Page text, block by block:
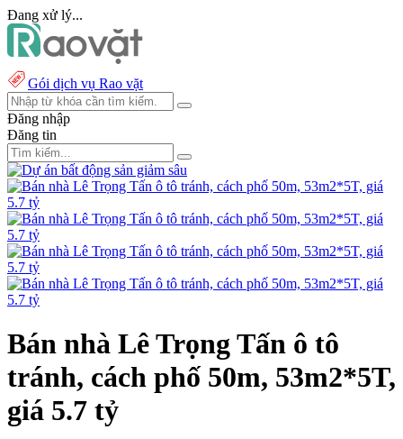
Đang xử lý...
Gói dịch vụ Rao vặt
Đăng nhập
Đăng tin
Bán nhà Lê Trọng Tấn ô tô
tránh, cách phố 50m, 53m2*5T,
giá 5.7 tỷ